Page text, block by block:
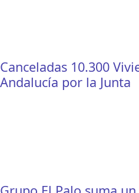
Canceladas 10.300
Andalucía por la Junta